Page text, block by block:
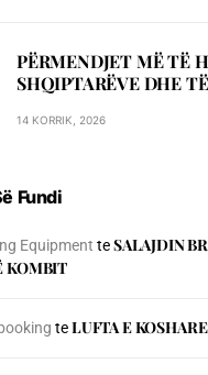
PËRMENDJET MË TË
SHQIPTARËVE DHE
14 KORRIK, 2026
Fundi
Equipment teSALAJDIN
KOMBIT
teLUFTA E